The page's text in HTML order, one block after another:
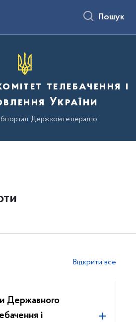
Пошук
телебачення і
України
Держкомтелерадіо
Відкрити все
Державного
і